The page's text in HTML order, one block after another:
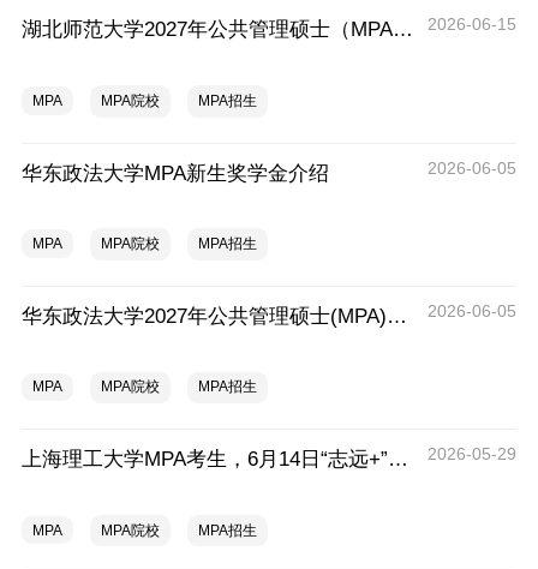
湖北师范大学2027年公共管理硕士（MPA）招生简章 2026-06-15
MPA MPA院校 MPA招生
华东政法大学MPA新生奖学金介绍 2026-06-05
MPA MPA院校 MPA招生
华东政法大学2027年公共管理硕士(MPA)招生简介重磅发布！ 2026-06-05
MPA MPA院校 MPA招生
上海理工大学MPA考生，6月14日“志远+”青年领导力计划报名开放中 2026-05-29
MPA MPA院校 MPA招生